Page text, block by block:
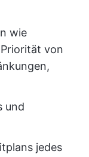
wie
von
und
jedes